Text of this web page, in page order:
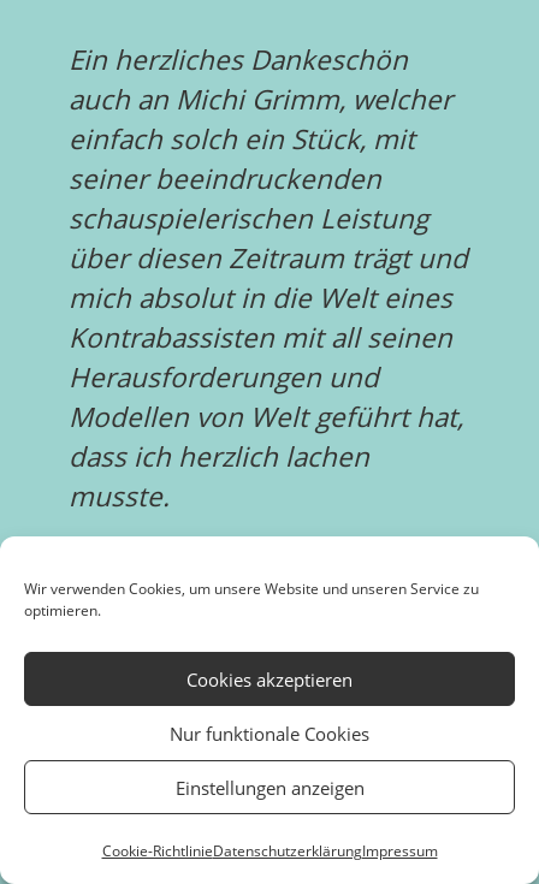
Wir verwenden Cookies, um unsere Website und unseren Service zu
optimieren.
Cookies akzeptieren
Nur funktionale Cookies
Einstellungen anzeigen
Cookie-RichtlinieDatenschutzerklärungImpressum
Ein herzliches Dankeschön
auch an Michi Grimm, welcher
einfach solch ein Stück, mit
seiner beeindruckenden
schauspielerischen Leistung
über diesen Zeitraum trägt und
mich absolut in die Welt eines
Kontrabassisten mit all seinen
Herausforderungen und
Modellen von Welt geführt hat,
dass ich herzlich lachen
musste.
Es war so ein schöner Abend
und sicher nicht der letzte
Besuch im Hofspielhaus
München.
Danke an jeden Einzelnen, für
diese vielen magischen
Momente am Sonntag.